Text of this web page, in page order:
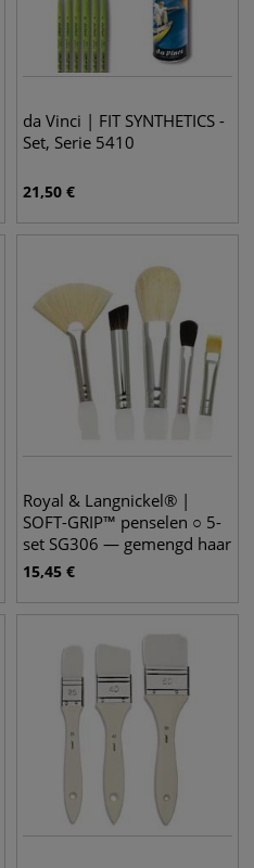
da Vinci | FIT SYNTHETICS -
Set, Serie 5410
21,50 €
Royal & Langnickel® |
SOFT-GRIP™ penselen ○ 5-
set SG306 — gemengd haar
15,45 €